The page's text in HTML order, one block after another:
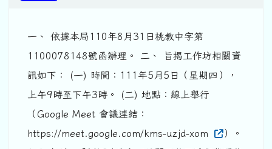
一、 依據本局110年8月31日桃教中字第
1100078148號函辦理。 二、 旨揭工作坊相關資
訊如下： (一) 時間：111年5月5日（星期四），
上午9時至下午3時。 (二) 地點：線上舉行
（Google Meet 會議連結：
https://meet.google.com/kms-uzjd-xom
）。